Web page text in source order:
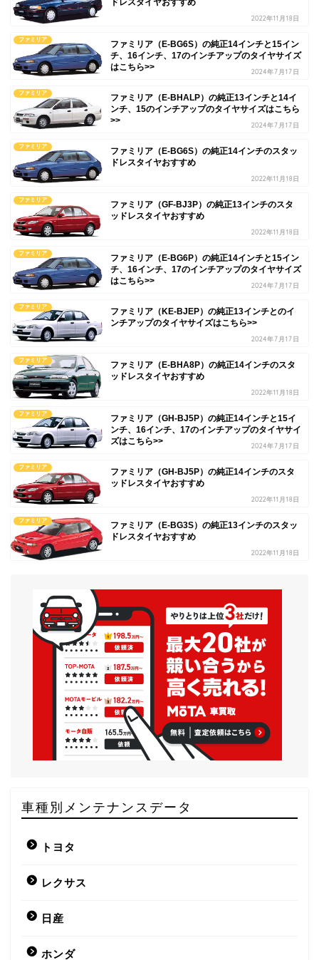
ドレスタイヤおすすめ
2022年11月18日
ファミリア
ファミリア（E-BG6S）の純正14インチと15イン
チ、16インチ、17のインチアップのタイヤサイズ
はこちら>>
2024年7月17日
ファミリア
ファミリア（E-BHALP）の純正13インチと14イ
ンチ、15のインチアップのタイヤサイズはこちら
>>
2024年7月17日
ファミリア
ファミリア（E-BG6S）の純正14インチのスタッ
ドレスタイヤおすすめ
2022年11月18日
ファミリア
ファミリア（GF-BJ3P）の純正13インチのスタ
ッドレスタイヤおすすめ
2022年11月18日
ファミリア
ファミリア（E-BG6P）の純正14インチと15イン
チ、16インチ、17のインチアップのタイヤサイズ
はこちら>>
2024年7月17日
ファミリア
ファミリア（KE-BJEP）の純正13インチとのイ
ンチアップのタイヤサイズはこちら>>
2024年7月17日
ファミリア
ファミリア（E-BHA8P）の純正14インチのスタ
ッドレスタイヤおすすめ
2022年11月18日
ファミリア
ファミリア（GH-BJ5P）の純正14インチと15イ
ンチ、16インチ、17のインチアップのタイヤサイ
ズはこちら>>
2024年7月17日
ファミリア
ファミリア（GH-BJ5P）の純正14インチのスタ
ッドレスタイヤおすすめ
2022年11月18日
ファミリア
ファミリア（E-BG3S）の純正13インチのスタッ
ドレスタイヤおすすめ
2022年11月18日
車種別メンテナンスデータ
トヨタ
レクサス
日産
ホンダ